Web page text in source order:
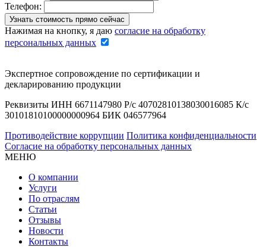
Телефон:
Нажимая на кнопку, я даю согласие на обработку
персональных данных
Экспертное сопровождение по сертификации и
декларированию продукции
Реквизиты ИНН 6671147980 Р/с 40702810138030016085 К/с
30101810100000000964 БИК 046577964
Противодействие коррупции Политика конфиденциальности
Согласие на обработку персональных данных
МЕНЮ
О компании
Услуги
По отраслям
Статьи
Отзывы
Новости
Контакты